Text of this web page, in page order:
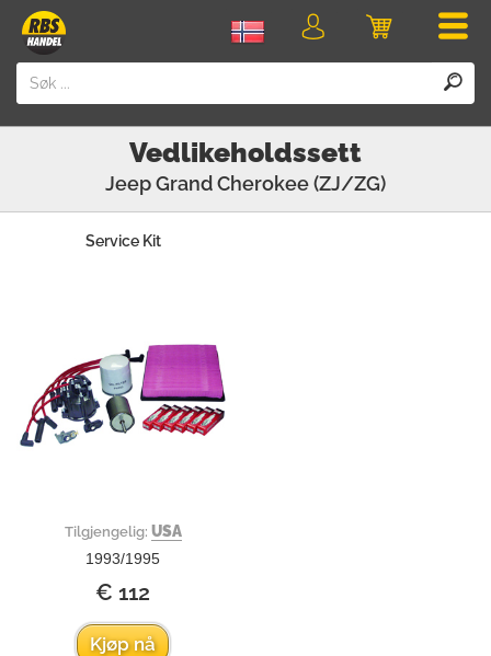
Handlevogn
Logg
Vedlikeholdssett
JeepGrand Cherokee (ZJ/ZG)
Service Kit
Tilgjengelig: USA
1993/1995
€ 112
Kjøp nå